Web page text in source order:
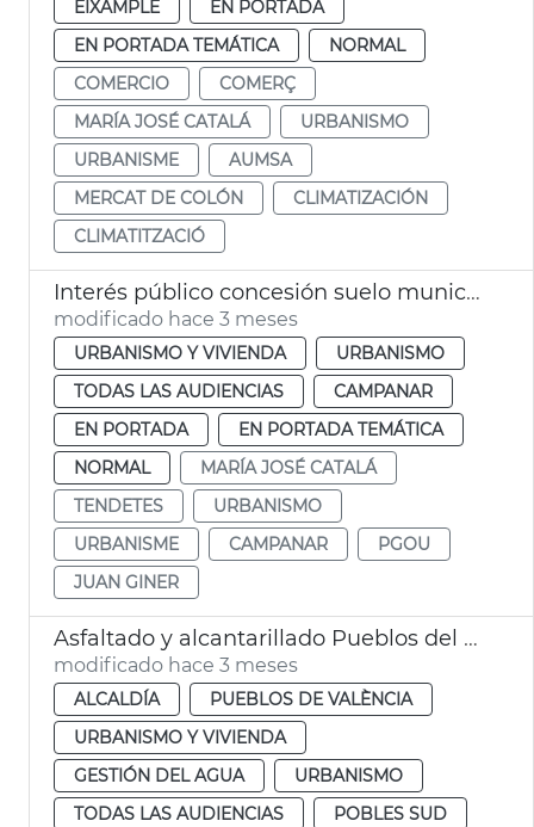
EIXAMPLE
EN PORTADA
EN PORTADA TEMÁTICA
NORMAL
COMERCIO
COMERÇ
MARÍA JOSÉ CATALÁ
URBANISMO
URBANISME
AUMSA
MERCAT DE COLÓN
CLIMATIZACIÓN
CLIMATITZACIÓ
Interés público concesión suelo municipal ampliación IVO
modificado hace 3 meses
URBANISMO Y VIVIENDA
URBANISMO
TODAS LAS AUDIENCIAS
CAMPANAR
EN PORTADA
EN PORTADA TEMÁTICA
NORMAL
MARÍA JOSÉ CATALÁ
TENDETES
URBANISMO
URBANISME
CAMPANAR
PGOU
JUAN GINER
Asfaltado y alcantarillado Pueblos del Sur València
modificado hace 3 meses
ALCALDÍA
PUEBLOS DE VALÈNCIA
URBANISMO Y VIVIENDA
GESTIÓN DEL AGUA
URBANISMO
TODAS LAS AUDIENCIAS
POBLES SUD